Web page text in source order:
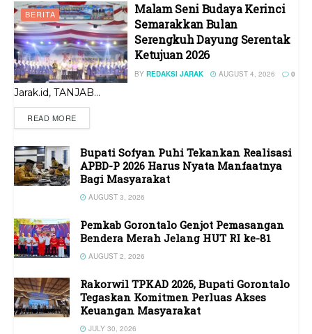
BERITA
Malam Seni Budaya Kerinci
Semarakkan Bulan
Serengkuh Dayung Serentak
Ketujuan 2026
BY REDAKSI JARAK AUGUST 4, 2026 0
Jarak.id, TANJAB...
READ MORE
Bupati Sofyan Puhi Tekankan Realisasi
APBD-P 2026 Harus Nyata Manfaatnya
Bagi Masyarakat
AUGUST 3, 2026
Pemkab Gorontalo Genjot Pemasangan
Bendera Merah Jelang HUT RI ke-81
AUGUST 2, 2026
Rakorwil TPKAD 2026, Bupati Gorontalo
Tegaskan Komitmen Perluas Akses
Keuangan Masyarakat
JULY 30, 2026